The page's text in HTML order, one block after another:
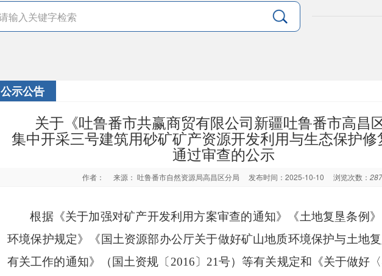
公示公告
关于《吐鲁番市共赢商贸有限公司新疆吐鲁番市高昌
集中开采三号建筑用砂矿矿产资源开发利用与生态保护修
通过审查的公示
作者： 来源： 吐鲁番市自然资源局高昌区分局 发布时间：2025-10-10 浏览次数： 287
根据《关于加强对矿产开发利用方案审查的通知》《土地复垦条例
环境保护规定》《国土资源部办公厅关于做好矿山地质环境保护与土地
有关工作的通知》（国土资规〔 2016 〕 21号）等有关规定和《关于做好